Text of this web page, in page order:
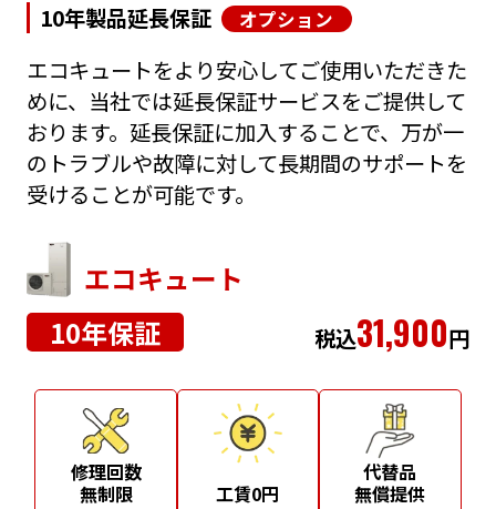
10年製品延長保証 オプション
エコキュートをより安心してご使用いただきた
めに、当社では延長保証サービスをご提供して
おります。延長保証に加入することで、万が一
のトラブルや故障に対して長期間のサポートを
受けることが可能です。
エコキュート
10年保証
税込31,900円
修理回数
無制限
工賃0円
代替品
無償提供